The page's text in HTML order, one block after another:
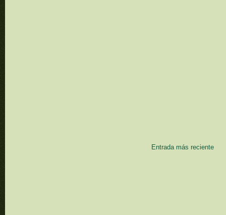
Entrada más reciente